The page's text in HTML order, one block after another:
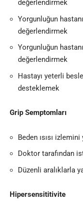
değerlendirmek
Yorgunluğun
değerlendirmek
Yorgunluğun
değerlendirmek
Hastayı yeterli
desteklemek
Grip Semptomları
Beden ısısı
Doktor tarafından
Düzenli aralıklarla
Hipersensititivite